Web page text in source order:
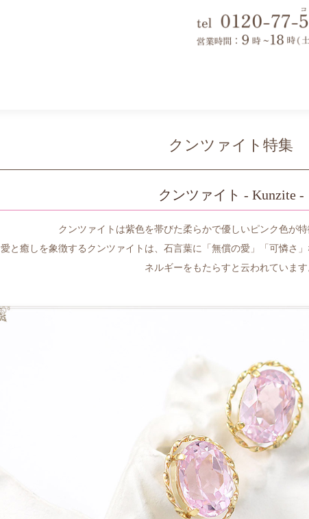
クンツァイト特集
クンツァイト - Kunzite -
クンツァイトは紫色を帯びた柔らかで優しいピンク色が特
愛と癒しを象徴するクンツァイトは、石言葉に「無償の愛」「可憐さ
ネルギーをもたらすと云われています